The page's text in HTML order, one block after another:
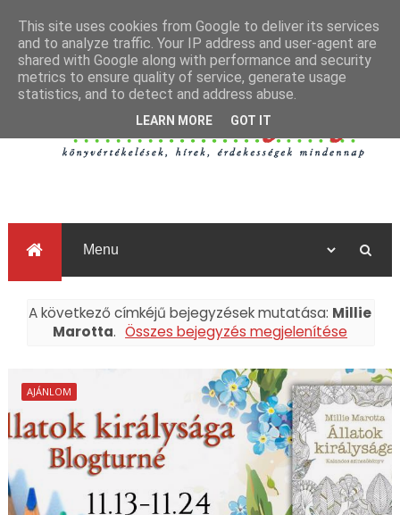
A következő címkéjű bejegyzések mutatása: Millie
Marotta. Összes bejegyzés megjelenítése
AJÁNLOM
This site uses cookies from Google to deliver its services
and to analyze traffic. Your IP address and user-agent are
shared with Google along with performance and security
metrics to ensure quality of service, generate usage
statistics, and to detect and address abuse.
LEARN MORE GOT IT